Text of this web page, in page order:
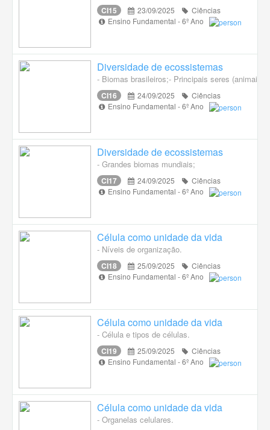
CI15 23/09/2025
Ciências
Ensino Fundamental - 6º Ano
Diversidade de ecossistemas
- Biomas brasileiros;- Principais seres (animais
CI16 24/09/2025
Ciências
Ensino Fundamental - 6º Ano
Diversidade de ecossistemas
- Grandes biomas mundiais;
CI17 24/09/2025
Ciências
Ensino Fundamental - 6º Ano
Célula como unidade da vida
- Níveis de organização.
CI18 25/09/2025
Ciências
Ensino Fundamental - 6º Ano
Célula como unidade da vida
- Célula e tipos de células.
CI19 25/09/2025
Ciências
Ensino Fundamental - 6º Ano
Célula como unidade da vida
- Organelas celulares.